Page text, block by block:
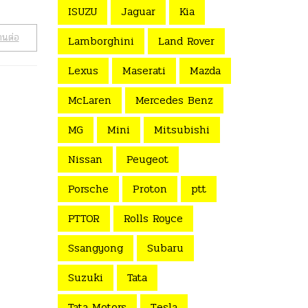
นต่อ
ISUZU Jaguar
Kia
Lamborghini
Land Rover
Lexus
Maserati
Mazda
McLaren
Mercedes Benz
MG
Mini
Mitsubishi
Nissan
Peugeot
Porsche
Proton
ptt
PTTOR
Rolls Royce
Ssangyong
Subaru
Suzuki
Tata